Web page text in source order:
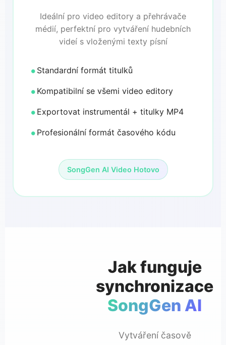
Ideální pro video editory a přehrávače
médií, perfektní pro vytváření hudebních
videí s vloženými texty písní
Standardní formát titulků
Kompatibilní se všemi video editory
Exportovat instrumentál + titulky MP4
Profesionální formát časového kódu
SongGen AI Video Hotovo
Jak funguje
synchronizace
SongGen AI
Vytváření časově